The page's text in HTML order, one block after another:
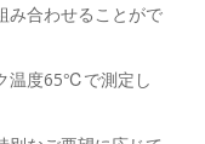
み合わせることがで
温度65℃で測定し